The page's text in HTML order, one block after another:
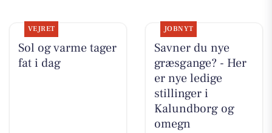
VEJRET
Sol og varme tager
fat i dag
JOBNYT
Savner du nye
græsgange? - Her
er nye ledige
stillinger i
Kalundborg og
omegn